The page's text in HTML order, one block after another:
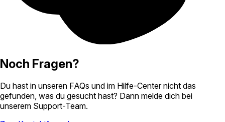
Noch Fragen?
Du hast in unseren FAQs und im Hilfe-Center nicht das
gefunden, was du gesucht hast? Dann melde dich bei
unserem Support-Team.